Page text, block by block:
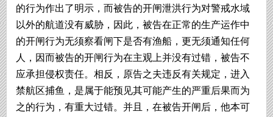
的行为作出了明示，而被告的开闸泄洪行为对警戒水域
以外的航道没有威胁，因此，被告在正常的生产运作中
的开闸行为无须察看闸下是否有渔船，更无须通知任何
人，因而被告的开闸行为在主观上并没有过错，被告不
应承担侵权责任。相反，原告之夫违反有关规定，进入
禁航区捕鱼，是属于能预见其可能产生的严重后果而为
之的行为，有重大过错。并且，在被告开闸后，他本可